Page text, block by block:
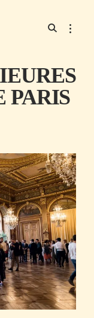
culturels et artistiques
PARIS